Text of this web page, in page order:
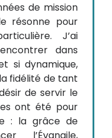
de mission
résonne pour
J’ai
dans
si dynamique,
fidélité de tant
de servir le
ont été pour
: la grâce de